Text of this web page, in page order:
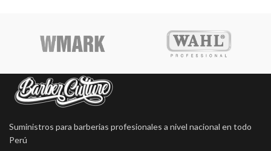
Suministros para barberias profesionales a nivel nacional en todo
Perú